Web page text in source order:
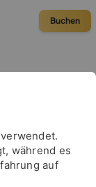
Buchen
während es
auf